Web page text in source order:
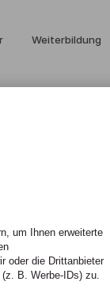
Weiterbildung
um Ihnen erweiterte
oder die Drittanbieter
B. Werbe-IDs) zu.